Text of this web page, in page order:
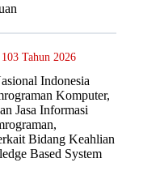
Tahun 2026
Indonesia
Komputer,
Jasa Informasi
Bidang Keahlian
Based System